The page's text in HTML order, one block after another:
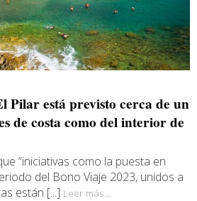
Pilar está previsto cerca de un
de costa como del interior de
“iniciativas como la puesta en
del Bono Viaje 2023, unidos a
están [...] Leer más...